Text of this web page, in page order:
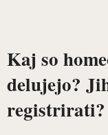
Kaj so
delujejo?
registrirati?